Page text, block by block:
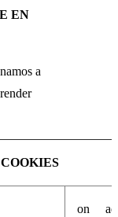
EN
a
on